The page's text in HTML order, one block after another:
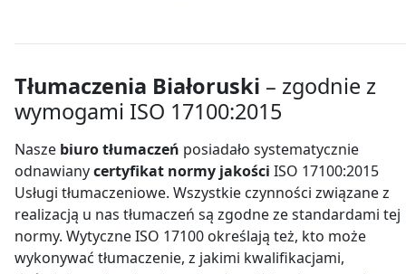
Tłumaczenia Białoruski – zgodnie z
wymogami ISO 17100:2015
Nasze biuro tłumaczeń posiadało systematycznie
odnawianycertyfikat normy jakości ISO 17100:2015
Usługi tłumaczeniowe. Wszystkie czynności związane z
realizacją u nas tłumaczeń są zgodne ze standardami tej
normy. Wytyczne ISO 17100 określają też, kto może
wykonywać tłumaczenie, z jakimi kwalifikacjami,